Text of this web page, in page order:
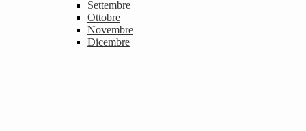
Settembre
Ottobre
Novembre
Dicembre